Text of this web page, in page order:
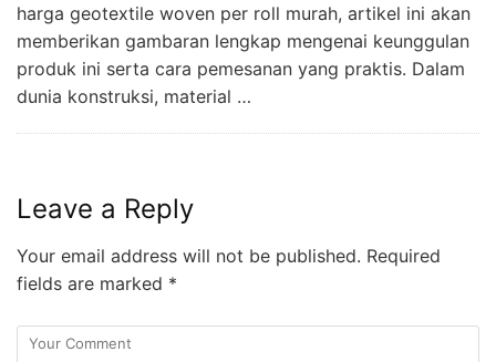
harga geotextile woven per roll murah, artikel ini akan
memberikan gambaran lengkap mengenai keunggulan
produk ini serta cara pemesanan yang praktis. Dalam
dunia konstruksi, material …
Leave a Reply
Your email address will not be published. Required
fields are marked *